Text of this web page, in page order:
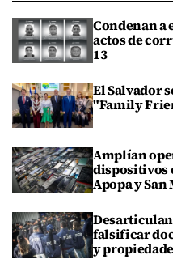
Condenan a
actos de
13
El Salvador
"Family
Amplían
dispositivos
Apopa y San
Desarticulan
falsificar
y